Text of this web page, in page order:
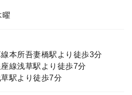
曜
本所吾妻橋駅より徒歩3分
線浅草駅より徒歩7分
駅より徒歩7分